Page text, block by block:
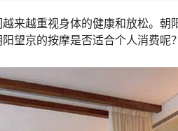
来越重视身体的健康和放松。朝
望京的按摩是否适合个人消费呢